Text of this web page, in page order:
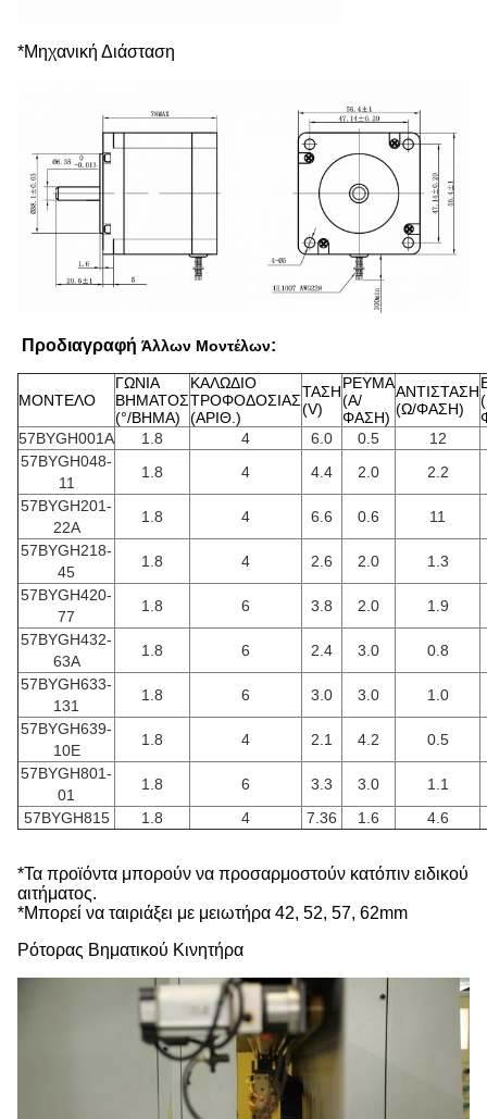
*Μηχανική Διάσταση
Προδιαγραφή Άλλων Μοντέλων:
ΜΟΝΤΕΛΟ
ΓΩΝΙΑ
ΒΗΜΑΤΟΣ
(°/ΒΗΜΑ)
ΚΑΛΩΔΙΟ
ΤΡΟΦΟΔΟΣΙΑΣ
(ΑΡΙΘ.)
ΤΑΣΗ
(V)
ΡΕΥΜΑ
(A/
ΦΑΣΗ)
ΑΝΤΙΣΤΑΣΗ
(Ω/ΦΑΣΗ)
57BYGH001A
1.8 4 6.0 0.5
12
57BYGH048-
11
1.8 4 4.4 2.0
2.2
57BYGH201-
22A
1.8 4 6.6 0.6
11
57BYGH218-
45
1.8 4 2.6 2.0
1.3
57BYGH420-
77
1.8 6 3.8 2.0
1.9
57BYGH432-
63A
1.8 6 2.4 3.0
0.8
57BYGH633-
131
1.8 6 3.0 3.0
1.0
57BYGH639-
10E
1.8 4 2.1 4.2
0.5
57BYGH801-
01
1.8 6 3.3 3.0
1.1
57BYGH815
1.8 4 7.36 1.6 4.6
*Τα προϊόντα μπορούν να προσαρμοστούν κατόπιν ειδικού
αιτήματος.
*Μπορεί να ταιριάξει με μειωτήρα 42, 52, 57, 62mm
Ρότορας Βηματικού Κινητήρα